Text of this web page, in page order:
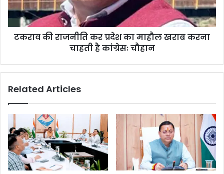
टकराव की राजनीति कर प्रदेश का माहौल खराब करना
चाहती है कांग्रेसः चौहान
Related Articles